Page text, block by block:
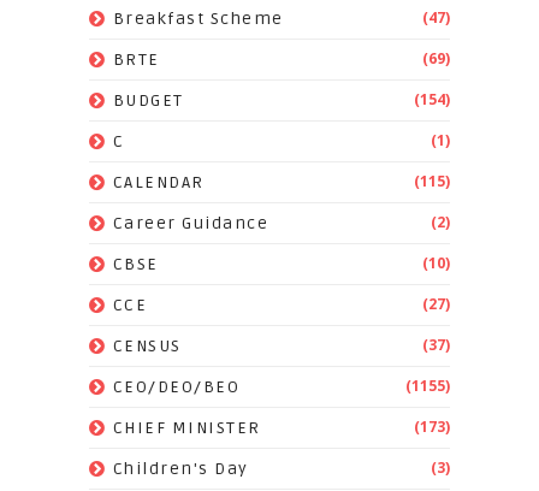
Breakfast Scheme (47)
BRTE (69)
BUDGET (154)
C (1)
CALENDAR (115)
Career Guidance (2)
CBSE (10)
CCE (27)
CENSUS (37)
CEO/DEO/BEO (1155)
CHIEF MINISTER (173)
Children's Day (3)